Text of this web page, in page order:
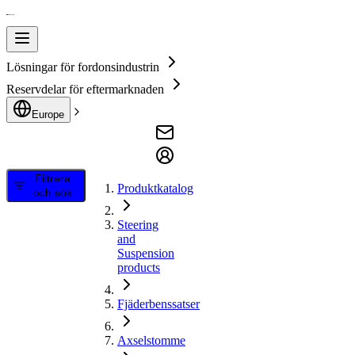
Lösningar för fordonsindustrin
Reservdelar för eftermarknaden
Europe
Filtrera
och sök
Produktkatalog
Steering
and
Suspension
products
Fjäderbenssatser
Axselstomme